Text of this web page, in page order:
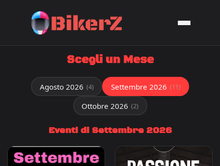
Scegli un Mese
Agosto 2026 (4) Settembre 2026 (11)
Ottobre 2026 (2)
Eventi di Settembre 2026